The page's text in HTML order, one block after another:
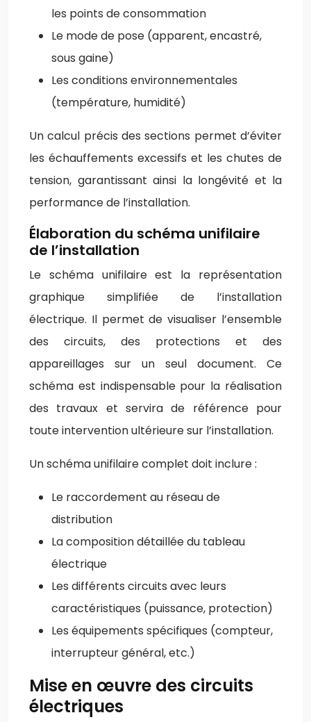
les points de consommation
Le mode de pose (apparent, encastré,
sous gaine)
Les conditions environnementales
(température, humidité)
Un calcul précis des sections permet d’éviter
les échauffements excessifs et les chutes de
tension, garantissant ainsi la longévité et la
performance de l’installation.
Élaboration du schéma unifilaire
de l’installation
Le schéma unifilaire est la représentation
graphique simplifiée de l’installation
électrique. Il permet de visualiser l’ensemble
des circuits, des protections et des
appareillages sur un seul document. Ce
schéma est indispensable pour la réalisation
des travaux et servira de référence pour
toute intervention ultérieure sur l’installation.
Un schéma unifilaire complet doit inclure :
Le raccordement au réseau de
distribution
La composition détaillée du tableau
électrique
Les différents circuits avec leurs
caractéristiques (puissance, protection)
Les équipements spécifiques (compteur,
interrupteur général, etc.)
Mise en œuvre des circuits
électriques